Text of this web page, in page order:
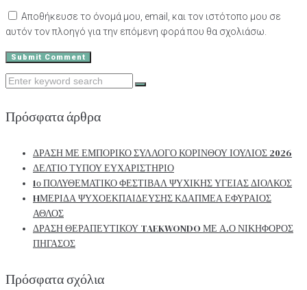
Αποθήκευσε το όνομά μου, email, και τον ιστότοπο μου σε
αυτόν τον πλοηγό για την επόμενη φορά που θα σχολιάσω.
Search
Πρόσφατα άρθρα
ΔΡΑΣΗ ΜΕ ΕΜΠΟΡΙΚΟ ΣΥΛΛΟΓΟ ΚΟΡΙΝΘΟΥ ΙΟΥΛΙΟΣ 2026
ΔΕΛΤΙΟ ΤΥΠΟΥ ΕΥΧΑΡΙΣΤΗΡΙΟ
1ο ΠΟΛΥΘΕΜΑΤΙΚΟ ΦΕΣΤΙΒΑΛ ΨΥΧΙΚΗΣ ΥΓΕΙΑΣ ΔΙΟΛΚΟΣ
HΜΕΡΙΔΑ ΨΥΧΟΕΚΠΑΙΔΕΥΣΗΣ ΚΔΑΠΜΕΑ ΕΦΥΡΑΙΟΣ
ΑΘΛΟΣ
ΔΡΑΣΗ ΘΕΡΑΠΕΥΤΙΚΟΥ TAEKWONDO ΜΕ Α.Ο ΝΙΚΗΦΟΡΟΣ
ΠΗΓΑΣΟΣ
Πρόσφατα σχόλια